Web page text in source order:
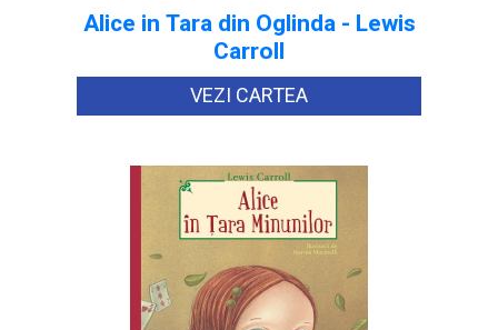
Alice in Tara din Oglinda - Lewis
Carroll
VEZI CARTEA